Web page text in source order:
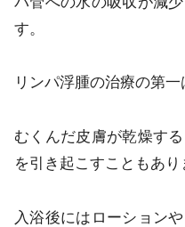
す。
リンパ浮腫の治療の第
むくんだ皮膚が乾燥す
を引き起こすこともあり
入浴後にはローション